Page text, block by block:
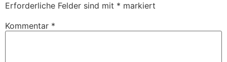
Erforderliche Felder sind mit * markiert
Kommentar *